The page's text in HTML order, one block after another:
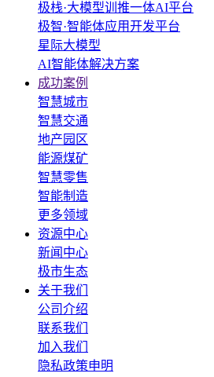
极栈·大模型训推一体AI平台
极智·智能体应用开发平台
星际大模型
AI智能体解决方案
成功案例
智慧城市
智慧交通
地产园区
能源煤矿
智慧零售
智能制造
更多领域
资源中心
新闻中心
极市生态
关于我们
公司介绍
联系我们
加入我们
隐私政策申明